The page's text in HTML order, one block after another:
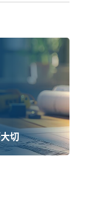
切